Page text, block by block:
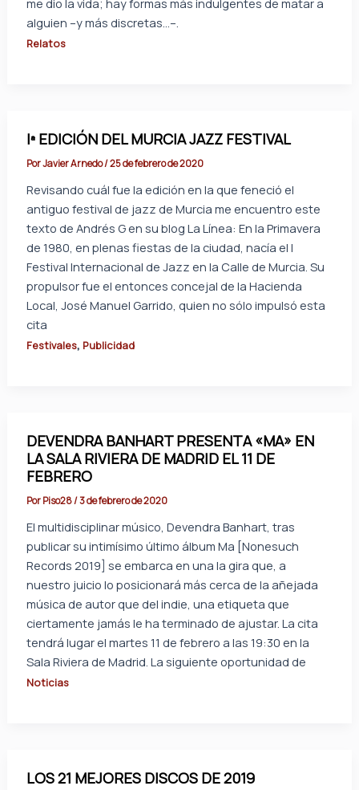
me dio la vida; hay formas más indulgentes de matar a
alguien –y más discretas…–.
Relatos
Iª EDICIÓN DEL MURCIA JAZZ FESTIVAL
PorJavier Arnedo/25 de febrero de 2020
Revisando cuál fue la edición en la que feneció el
antiguo festival de jazz de Murcia me encuentro este
texto de Andrés G en su blog La Línea: En la Primavera
de 1980, en plenas fiestas de la ciudad, nacía el I
Festival Internacional de Jazz en la Calle de Murcia. Su
propulsor fue el entonces concejal de la Hacienda
Local, José Manuel Garrido, quien no sólo impulsó esta
cita
Festivales, Publicidad
DEVENDRA BANHART PRESENTA «MA» EN
LA SALA RIVIERA DE MADRID EL 11 DE
FEBRERO
PorPiso28/3 de febrero de 2020
El multidisciplinar músico, Devendra Banhart, tras
publicar su intimísimo último álbum Ma [Nonesuch
Records 2019] se embarca en una la gira que, a
nuestro juicio lo posicionará más cerca de la añejada
música de autor que del indie, una etiqueta que
ciertamente jamás le ha terminado de ajustar. La cita
tendrá lugar el martes 11 de febrero a las 19:30 en la
Sala Riviera de Madrid. La siguiente oportunidad de
Noticias
LOS 21 MEJORES DISCOS DE 2019